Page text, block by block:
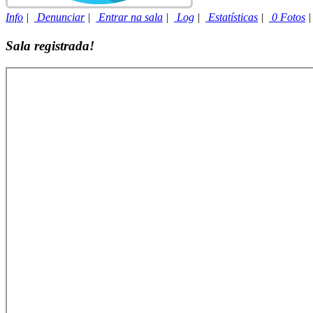
Info | Denunciar| Entrar na sala | Log | Estatísticas | 0 Fotos
Sala registrada!